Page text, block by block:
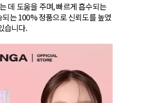
데 도움을 주며, 빠르게 흡수되는
는 100% 정품으로 신뢰도를 높였
습니다.